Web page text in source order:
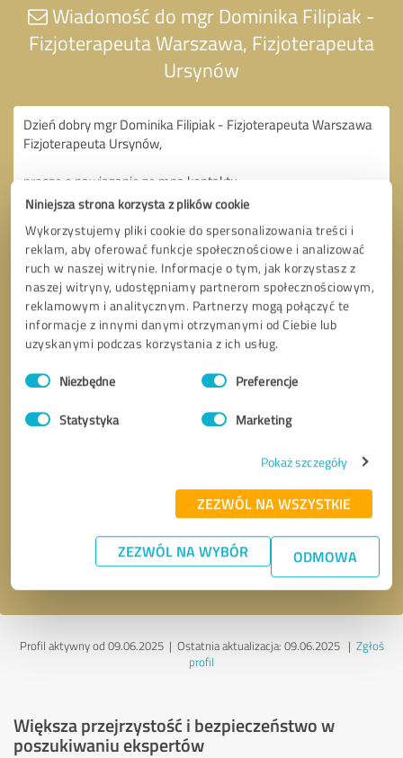
Niniejsza strona korzysta z plików cookie
Wykorzystujemy pliki cookie do spersonalizowania treści i
reklam, aby oferować funkcje społecznościowe i analizować
ruch w naszej witrynie. Informacje o tym, jak korzystasz z
naszej witryny, udostępniamy partnerom społecznościowym,
reklamowym i analitycznym. Partnerzy mogą połączyć te
informacje z innymi danymi otrzymanymi od Ciebie lub
uzyskanymi podczas korzystania z ich usług.
Wybór
zgody Niezbędne Preferencje
Statystyka Marketing
Pokaż szczegóły
ZEZWÓL NA WSZYSTKIE
ZEZWÓL NA WYBÓR ODMOWA
Wiadomość do mgr Dominika Filipiak -
Fizjoterapeuta Warszawa, Fizjoterapeuta
Ursynów
* Pola wymagane
Wyślij wiadomość
Akceptuję politykę prywatności.
Profil aktywny od 09.06.2025 | Ostatnia aktualizacja: 09.06.2025| Zgłoś
profil
Większa przejrzystość i bezpieczeństwo w
poszukiwaniu ekspertów